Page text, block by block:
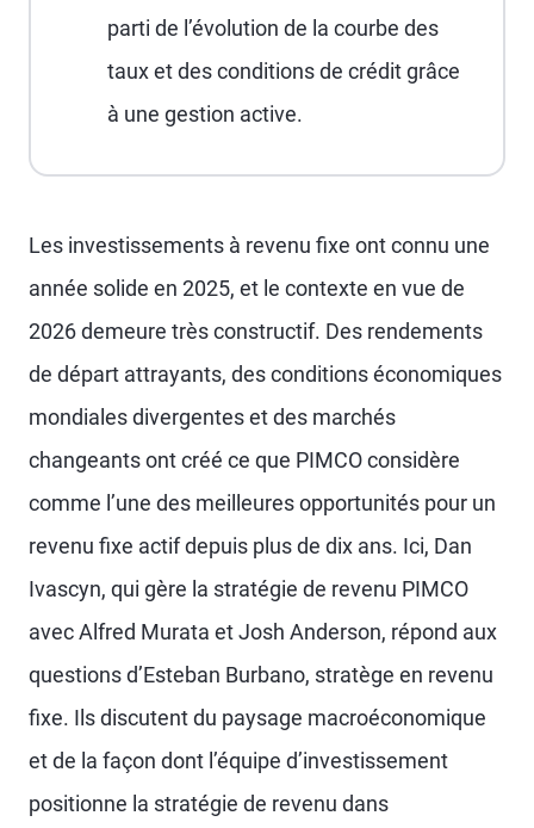
parti de l’évolution de la courbe des
taux et des conditions de crédit grâce
à une gestion active.
Les investissements à revenu fixe ont connu une
année solide en 2025, et le contexte en vue de
2026 demeure très constructif. Des rendements
de départ attrayants, des conditions économiques
mondiales divergentes et des marchés
changeants ont créé ce que PIMCO considère
comme l’une des meilleures opportunités pour un
revenu fixe actif depuis plus de dix ans. Ici, Dan
Ivascyn, qui gère la stratégie de revenu PIMCO
avec Alfred Murata et Josh Anderson, répond aux
questions d’Esteban Burbano, stratège en revenu
fixe. Ils discutent du paysage macroéconomique
et de la façon dont l’équipe d’investissement
positionne la stratégie de revenu dans